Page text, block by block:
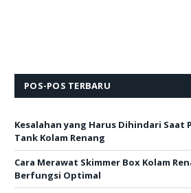
POS-POS TERBARU
Kesalahan yang Harus Dihindari Saat
Tank Kolam Renang
Cara Merawat Skimmer Box Kolam
Berfungsi Optimal